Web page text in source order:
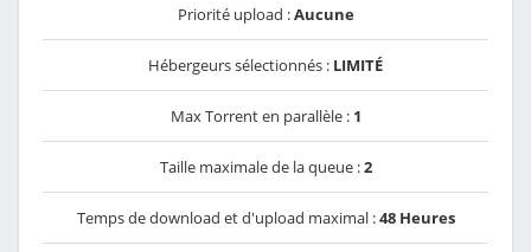
Priorité upload :Aucune
Hébergeurs sélectionnés : LIMITÉ
Max Torrent en parallèle : 1
Taille maximale de la queue :2
Temps de download et d'upload maximal :48 Heures